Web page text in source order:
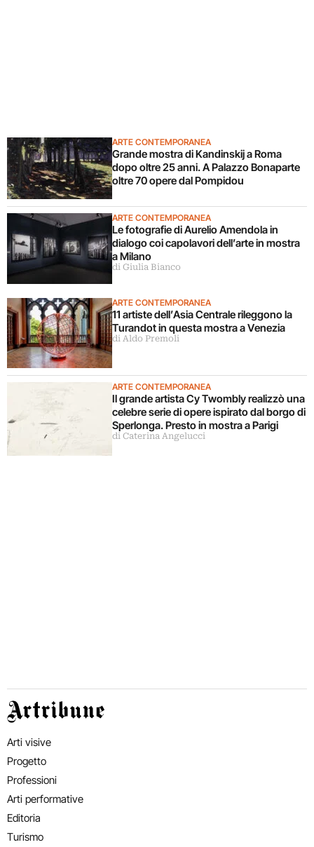
ARTE CONTEMPORANEA
Grande mostra di Kandinskij a Roma
dopo oltre 25 anni. A Palazzo Bonaparte
oltre 70 opere dal Pompidou
ARTE CONTEMPORANEA
Le fotografie di Aurelio Amendola in
dialogo coi capolavori dell’arte in mostra
a Milano
di Giulia Bianco
ARTE CONTEMPORANEA
11 artiste dell’Asia Centrale rileggono la
Turandot in questa mostra a Venezia
di Aldo Premoli
ARTE CONTEMPORANEA
Il grande artista Cy Twombly realizzò una
celebre serie di opere ispirato dal borgo di
Sperlonga. Presto in mostra a Parigi
di Caterina Angelucci
Artribune
Arti visive
Progetto
Professioni
Arti performative
Editoria
Turismo